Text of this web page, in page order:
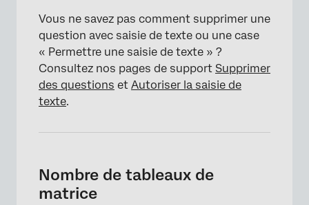
Vous ne savez pas comment supprimer une
question avec saisie de texte ou une case
« Permettre une saisie de texte » ?
Consultez nos pages de support Supprimer
des questions et Autoriser la saisie de
texte.
Nombre de tableaux de
matrice